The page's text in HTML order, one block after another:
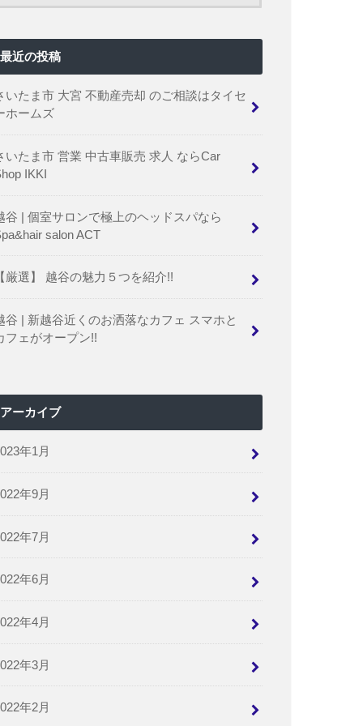
最近の投稿
いたま市 大宮 不動産売却 のご相談はタイセ
ホームズ
いたま市 営業 中古車販売 求人 ならCar
IKKI
谷 | 個室サロンで極上のヘッドスパなら
salon ACT
厳選】 越谷の魅力５つを紹介!!
谷 | 新越谷近くのお洒落なカフェ スマホと
フェがオープン!!
アーカイブ
年1月
年9月
年7月
年6月
年4月
年3月
年2月